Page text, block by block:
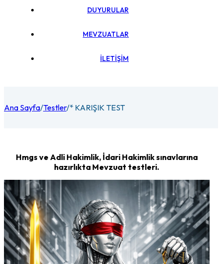
DUYURULAR
MEVZUATLAR
İLETİŞİM
Ana Sayfa/Testler/* KARIŞIK TEST
Hmgs ve Adli Hakimlik, İdari Hakimlik sınavlarına
hazırlıkta Mevzuat testleri.